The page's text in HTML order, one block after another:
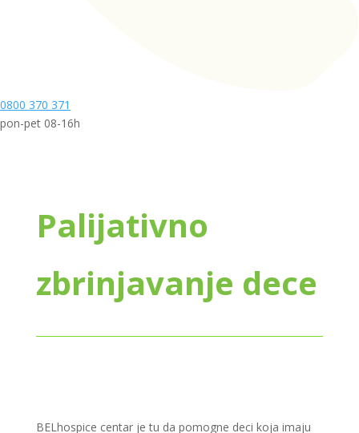
0800 370 371
pon-pet 08-16h
Palijativno
zbrinjavanje dece
BELhospice centar je tu da pomogne deci koja imaju